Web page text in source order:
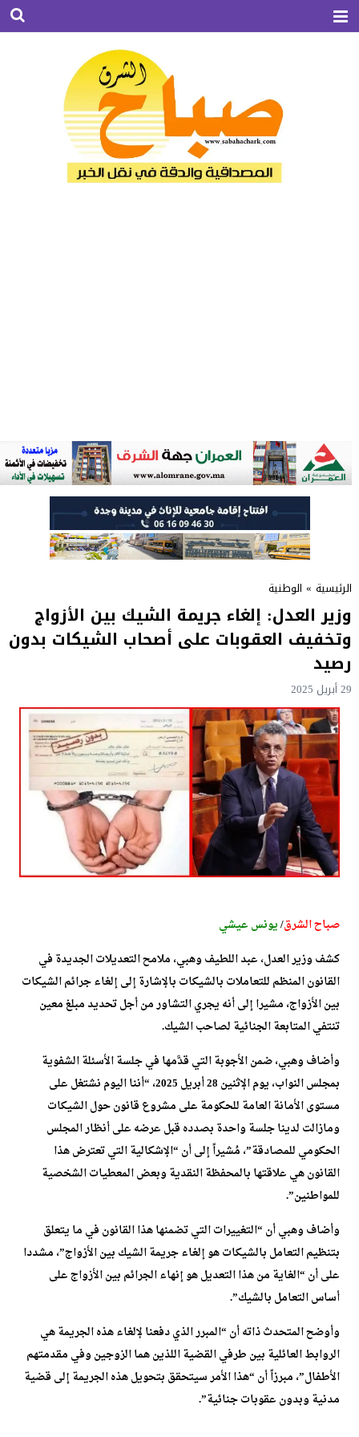
الرئيسية » الوطنية
وزير العدل: إلغاء جريمة الشيك بين الأزواج
وتخفيف العقوبات على أصحاب الشيكات بدون
رصيد
29 أبريل 2025
صباح الشرق/يونس عيشي
كشف وزير العدل، عبد اللطيف وهبي، ملامح التعديلات الجديدة في
القانون المنظم للتعاملات بالشيكات بالإشارة إلى إلغاء جرائم الشيكات
بين الأزواج، مشيرا إلى أنه يجري التشاور من أجل تحديد مبلغ معين
تنتفي المتابعة الجنائية لصاحب الشيك.
وأضاف وهبي، ضمن الأجوبة التي قدَّمها في جلسة الأسئلة الشفوية
بمجلس النواب، يوم الإثنين 28 أبريل 2025، “أننا اليوم نشتغل على
مستوى الأمانة العامة للحكومة على مشروع قانون حول الشيكات
ومازالت لدينا جلسة واحدة بصدده قبل عرضه على أنظار المجلس
الحكومي للمصادقة”، مُشيراً إلى أن “الإشكالية التي تعترض هذا
القانون هي علاقتها بالمحفظة النقدية وبعض المعطيات الشخصية
للمواطنين”.
وأضاف وهبي أن “التغييرات التي تضمنها هذا القانون في ما يتعلق
بتنظيم التعامل بالشيكات هو إلغاء جريمة الشيك بين الأزواج”، مشددا
على أن “الغاية من هذا التعديل هو إنهاء الجرائم بين الأزواج على
أساس التعامل بالشيك”.
وأوضح المتحدث ذاته أن “المبرر الذي دفعنا لإلغاء هذه الجريمة هي
الروابط العائلية بين طرفي القضية اللذين هما الزوجين وفي مقدمتهم
الأطفال”، مبرزاً أن “هذا الأمر سيتحقق بتحويل هذه الجريمة إلى قضية
مدنية وبدون عقوبات جنائية”.